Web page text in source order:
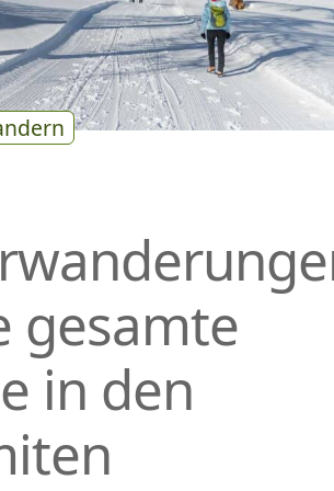
G
N
gesamte
in den